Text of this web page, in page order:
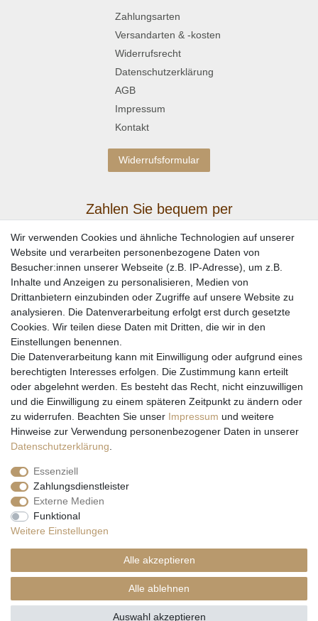
Zahlungsarten
Versandarten & -kosten
Widerrufsrecht
Datenschutzerklärung
AGB
Impressum
Kontakt
Widerrufsformular
Zahlen Sie bequem per
Wir versenden mit
* Alle Preise inkl. gesetzl. Mehrwertsteuer zzgl. Versandkosten und ggf.
Nachnahmegebühren, wenn nicht anders beschrieben
Länder
hier
© Copyright 2026 Natur & Trendshop. Alle Rechte vorbehalten.
Wir verwenden Cookies und ähnliche Technologien auf unserer
Website und verarbeiten personenbezogene Daten von
Besucher:innen unserer Webseite (z.B. IP-Adresse), um z.B.
Inhalte und Anzeigen zu personalisieren, Medien von
Drittanbietern einzubinden oder Zugriffe auf unsere Website zu
analysieren. Die Datenverarbeitung erfolgt erst durch gesetzte
Cookies. Wir teilen diese Daten mit Dritten, die wir in den
Einstellungen benennen.
Die Datenverarbeitung kann mit Einwilligung oder aufgrund eines
berechtigten Interesses erfolgen. Die Zustimmung kann erteilt
oder abgelehnt werden. Es besteht das Recht, nicht einzuwilligen
und die Einwilligung zu einem späteren Zeitpunkt zu ändern oder
zu widerrufen. Beachten Sie unser Impressum und weitere
Hinweise zur Verwendung personenbezogener Daten in unserer
Daten­schutz­erklärung
Essenziell
Zahlungsdienstleister
Externe Medien
Funktional
Weitere Einstellungen
Alle akzeptieren
Alle ablehnen
Auswahl akzeptieren